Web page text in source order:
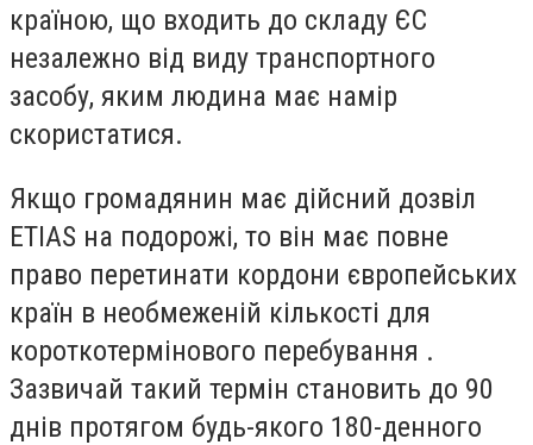
країною, що входить до складу ЄС
незалежно від виду транспортного
засобу, яким людина має намір
скористатися.
Якщо громадянин має дійсний дозвіл
ETIAS на подорожі, то він має повне
право перетинати кордони європейських
країн в необмеженій кількості для
короткотермінового перебування .
Зазвичай такий термін становить до 90
днів протягом будь-якого 180-денного